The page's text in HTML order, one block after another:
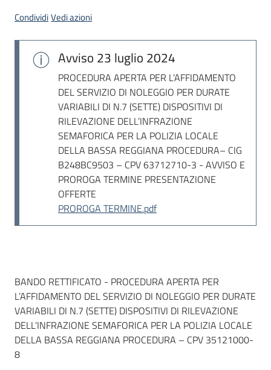
CondividiVedi azioni
Avviso 23 luglio 2024
PROCEDURA APERTA PER L’AFFIDAMENTO
DEL SERVIZIO DI NOLEGGIO PER DURATE
VARIABILI DI N.7 (SETTE) DISPOSITIVI DI
RILEVAZIONE DELL’INFRAZIONE
SEMAFORICA PER LA POLIZIA LOCALE
DELLA BASSA REGGIANA PROCEDURA– CIG
B248BC9503 – CPV 63712710-3 - AVVISO E
PROROGA TERMINE PRESENTAZIONE
OFFERTE
PROROGA TERMINE.pdf
Dati del bando
BANDO RETTIFICATO - PROCEDURA APERTA PER
L’AFFIDAMENTO DEL SERVIZIO DI NOLEGGIO PER DURATE
VARIABILI DI N.7 (SETTE) DISPOSITIVI DI RILEVAZIONE
DELL’INFRAZIONE SEMAFORICA PER LA POLIZIA LOCALE
DELLA BASSA REGGIANA PROCEDURA – CPV 35121000-
8